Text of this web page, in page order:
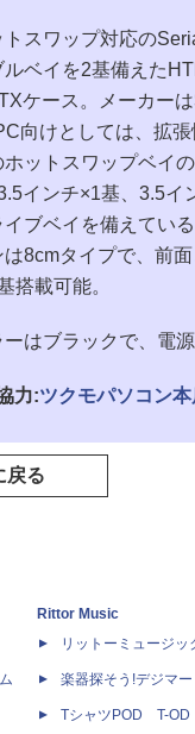
スワップ対応の
ルベイを2基備えた
ケース。メーカーは
向けとしては、拡張
ホットスワップベイ
インチ×1基、3.5イ
イブベイを備えてい
は8cmタイプで、前
搭載可能。
はブラックで、電源
力:ツクモパソコン本
戻る
Rittor Music
リットーミュージッ
楽器探そう!デジマー
TシャツPOD T-OD